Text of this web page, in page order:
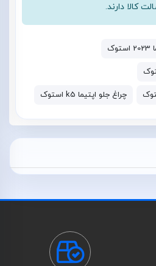
کالا دارند.
چراغ جلو اپتیما k5 استوک